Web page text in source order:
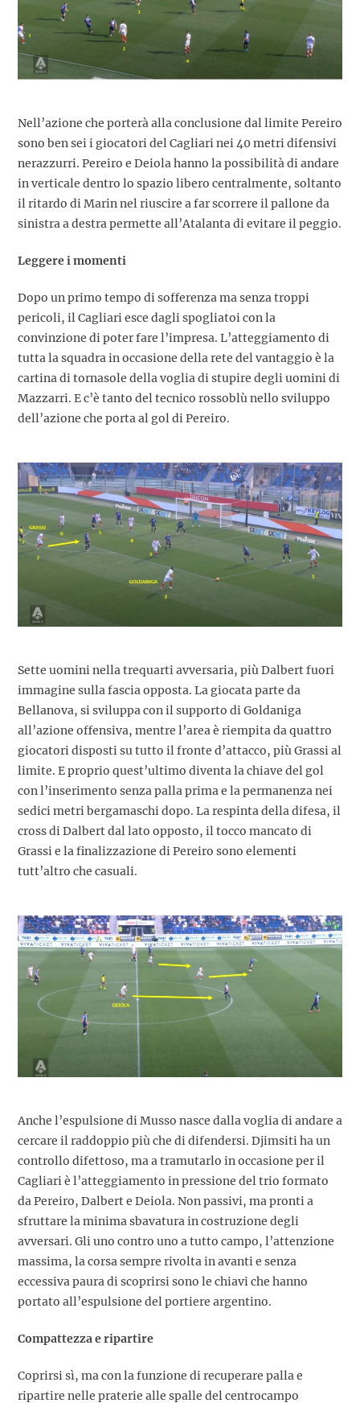
Nell’azione che porterà alla conclusione dal limite Pereiro
sono ben sei i giocatori del Cagliari nei 40 metri difensivi
nerazzurri. Pereiro e Deiola hanno la possibilità di andare
in verticale dentro lo spazio libero centralmente, soltanto
il ritardo di Marin nel riuscire a far scorrere il pallone da
sinistra a destra permette all’Atalanta di evitare il peggio.
Leggere i momenti
Dopo un primo tempo di sofferenza ma senza troppi
pericoli, il Cagliari esce dagli spogliatoi con la
convinzione di poter fare l’impresa. L’atteggiamento di
tutta la squadra in occasione della rete del vantaggio è la
cartina di tornasole della voglia di stupire degli uomini di
Mazzarri. E c’è tanto del tecnico rossoblù nello sviluppo
dell’azione che porta al gol di Pereiro.
Sette uomini nella trequarti avversaria, più Dalbert fuori
immagine sulla fascia opposta. La giocata parte da
Bellanova, si sviluppa con il supporto di Goldaniga
all’azione offensiva, mentre l’area è riempita da quattro
giocatori disposti su tutto il fronte d’attacco, più Grassi al
limite. E proprio quest’ultimo diventa la chiave del gol
con l’inserimento senza palla prima e la permanenza nei
sedici metri bergamaschi dopo. La respinta della difesa, il
cross di Dalbert dal lato opposto, il tocco mancato di
Grassi e la finalizzazione di Pereiro sono elementi
tutt’altro che casuali.
Anche l’espulsione di Musso nasce dalla voglia di andare a
cercare il raddoppio più che di difendersi. Djimsiti ha un
controllo difettoso, ma a tramutarlo in occasione per il
Cagliari è l’atteggiamento in pressione del trio formato
da Pereiro, Dalbert e Deiola. Non passivi, ma pronti a
sfruttare la minima sbavatura in costruzione degli
avversari. Gli uno contro uno a tutto campo, l’attenzione
massima, la corsa sempre rivolta in avanti e senza
eccessiva paura di scoprirsi sono le chiavi che hanno
portato all’espulsione del portiere argentino.
Compattezza e ripartire
Coprirsi sì, ma con la funzione di recuperare palla e
ripartire nelle praterie alle spalle del centrocampo